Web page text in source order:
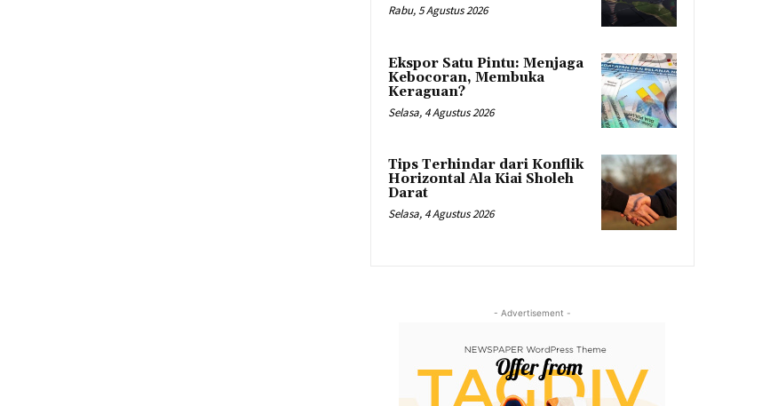
Rabu, 5 Agustus 2026
Ekspor Satu Pintu: Menjaga
Kebocoran, Membuka
Keraguan?
Selasa, 4 Agustus 2026
Tips Terhindar dari Konflik
Horizontal Ala Kiai Sholeh
Darat
Selasa, 4 Agustus 2026
- Advertisement -